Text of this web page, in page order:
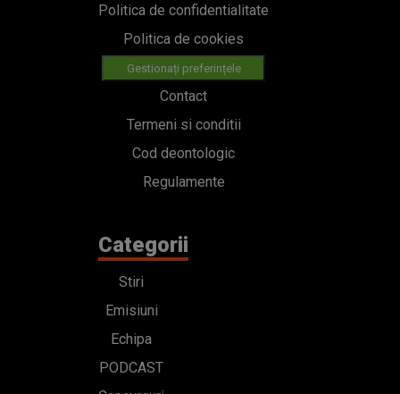
Politica de confidentialitate
Politica de cookies
Gestionați preferințele
Contact
Termeni si conditii
Cod deontologic
Regulamente
Categorii
Stiri
Emisiuni
Echipa
PODCAST